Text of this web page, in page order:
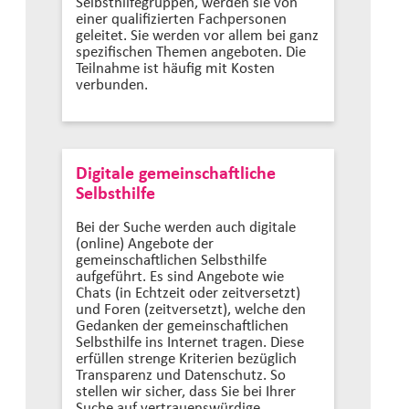
einer qualifizierten Fachpersonen
geleitet. Sie werden vor allem bei ganz
spezifischen Themen angeboten. Die
Teilnahme ist häufig mit Kosten
verbunden.
Digitale gemeinschaftliche
Selbsthilfe
Bei der Suche werden auch digitale
(online) Angebote der
gemeinschaftlichen Selbsthilfe
aufgeführt. Es sind Angebote wie
Chats (in Echtzeit oder zeitversetzt)
und Foren (zeitversetzt), welche den
Gedanken der gemeinschaftlichen
Selbsthilfe ins Internet tragen. Diese
erfüllen strenge Kriterien bezüglich
Transparenz und Datenschutz. So
stellen wir sicher, dass Sie bei Ihrer